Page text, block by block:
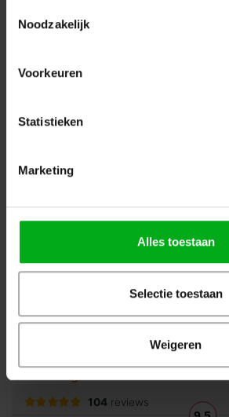
Noodzakelijk
Voorkeuren
Statistieken
Marketing
Alles toestaan
Selectie toestaan
Weigeren
Kleine Tocht 32
Volg ons op Instagram
Klantenservice
Kennisbank
Beoordelingen